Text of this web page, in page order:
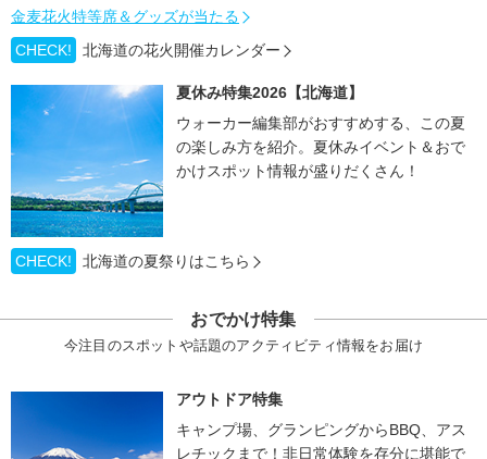
金麦花火特等席＆グッズが当たる
CHECK!
北海道の花火開催カレンダー
夏休み特集2026【北海道】
ウォーカー編集部がおすすめする、この夏
の楽しみ方を紹介。夏休みイベント＆おで
かけスポット情報が盛りだくさん！
CHECK! 北海道の夏祭りはこちら
おでかけ特集
今注目のスポットや話題のアクティビティ情報をお届け
アウトドア特集
キャンプ場、グランピングからBBQ、アス
レチックまで！非日常体験を存分に堪能で